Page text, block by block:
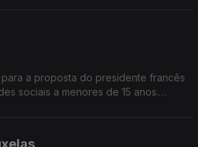
para a proposta do presidente francês
sociais a menores de 15 anos.